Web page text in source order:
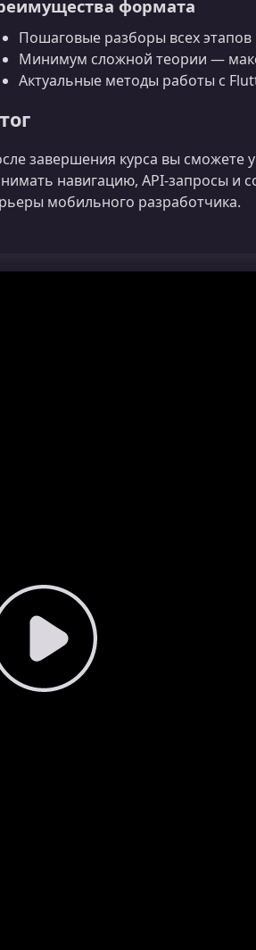
формата
Пошаговые разборы всех этапов
Минимум сложной теории —
Актуальные методы работы с
завершения курса вы сможете
навигацию, API‑запросы и
мобильного разработчика.